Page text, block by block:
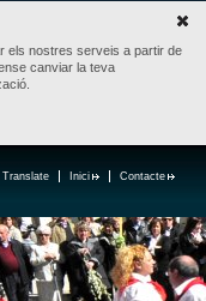
els nostres serveis a partir de
canviar la teva
Contacte
Inici
Translate